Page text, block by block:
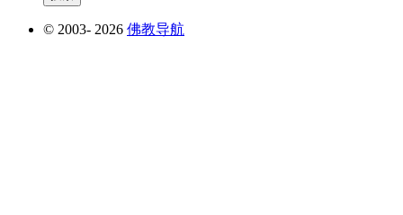
© 2003- 2026 佛教导航